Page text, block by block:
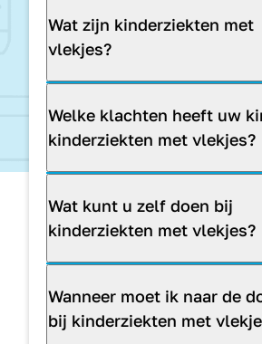
Wat zijn kinderziekten met
vlekjes?
Welke klachten heeft uw
kinderziekten met vlekjes?
Wat kunt u zelf doen bij
kinderziekten met vlekjes?
Wanneer moet ik naar de
bij kinderziekten met